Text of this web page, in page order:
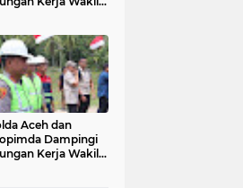
Aceh dan
Dampingi
Kerja Wakil